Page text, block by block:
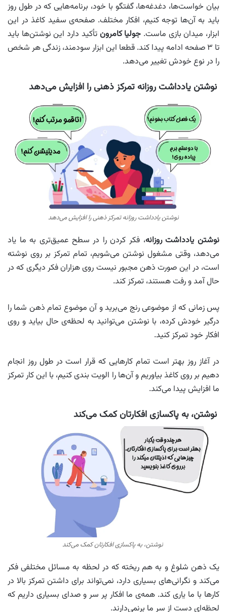
بیان خواست‌ها، دغدغه‌ها، گفتگو با خود، برنامه‌هایی که در طول روز
باید به آن‌ها توجه کنیم، افکار مختلف. صفحه‌ی سفید کاغذ در این
ابزار، میدان بازی ماست. جولیا کامرون تأکید دارد این نوشتن‌ها باید
تا ۳ صفحه ادامه پیدا کند. قطعا این ابزار سودمند، زندگی هر شخص
را در نوع خودش تغییر می‌دهد.
نوشتن یادداشت روزانه تمرکز ذهنی را افزایش می‌دهد
نوشتن یادداشت روزانه تمرکز ذهنی را افزایش می‌دهد
نوشتن یادداشت روزانه، فکر کردن را در سطح عمیق‌تری به ما یاد
می‌دهد، وقتی مشغول نوشتن می‌شویم، تمام تمرکز بر روی نوشته
است، در این صورت ذهن مجبور نیست روی هزاران فکر دیگری که در
حال آمد و رفت هستند، تمرکز کند.
پس زمانی که از موضوعی رنج می‌برید و آن موضوع تمام ذهن شما را
درگیر خودش کرده، با نوشتن می‌توانید به لحظه‌ی حال بیاید و روی
افکار خود تمرکز کنید.
در آغاز روز بهتر است تمام کارهایی که قرار است در طول روز انجام
دهیم بر روی کاغذ بیاوریم و آن‌ها را الویت بندی کنیم، با این کار تمرکز
ما افزایش پیدا می‌کند.
نوشتن، به پاکسازی افکارتان کمک می‌کند
نوشتن، به پاکسازی افکارتان کمک می‌کند
یک ذهن شلوغ و به هم ریخته که در لحظه به مسائل مختلفی فکر
می‌کند و نگرانی‌های بسیاری دارد، نمی‌تواند برای داشتن تمرکز بالا در
کارها با ما یاری کند. همه‌ی ما افکار پر سر و صدای بسیاری داریم که
لحظه‌ای دست از سر ما برنمی‌دارند.